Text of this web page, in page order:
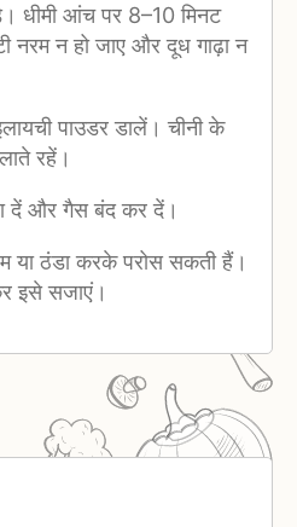
धीमी आंच पर 8–10 मिनट
नरम न हो जाए और दूध गाढ़ा न
पाउडर डालें। चीनी के
रहें।
दें और गैस बंद कर दें।
या ठंडा करके परोस सकती हैं।
इसे सजाएं।